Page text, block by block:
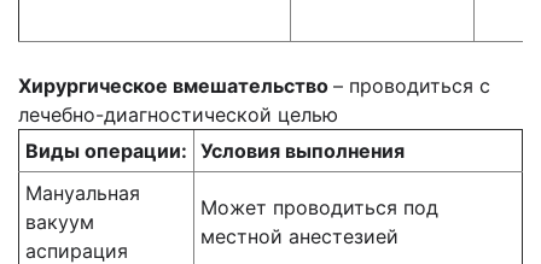
Хирургическое вмешательство – проводиться с
лечебно-диагностической целью
Виды операции: Условия выполнения
Мануальная
вакуум
аспирация
Может проводиться под
местной анестезией